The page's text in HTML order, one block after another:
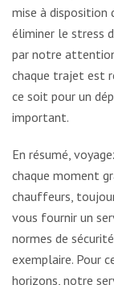
mise à disposition
éliminer le stress
par notre
chaque trajet est
ce soit pour un
important.
En résumé,
chaque moment
chauffeurs,
vous fournir un
normes de
exemplaire. Pour
horizons, notre